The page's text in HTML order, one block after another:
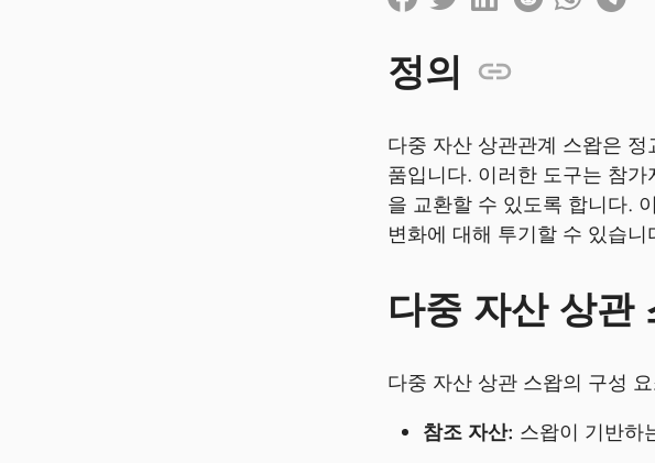
정의
다중 자산 상관관계 스왑은
품입니다. 이러한 도구는 참
을 교환할 수 있도록 합니다.
변화에 대해 투기할 수 있습니
다중 자산 상관
다중 자산 상관 스왑의 구성
참조 자산: 스왑이 기반하